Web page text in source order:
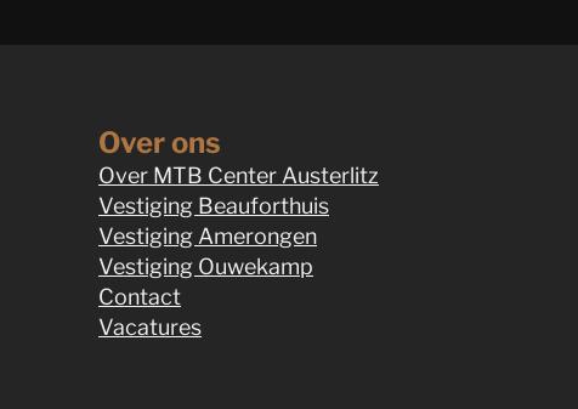
Over ons
Over MTB Center Austerlitz
Vestiging Beauforthuis
Vestiging Amerongen
Vestiging Ouwekamp
Contact
Vacatures